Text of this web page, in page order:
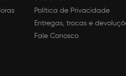
Política de Privacidade
Entregas, trocas e
Fale Conosco